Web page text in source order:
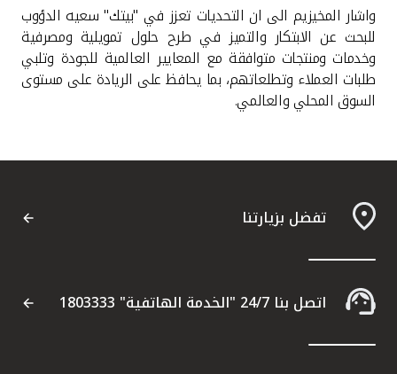
واشار المخيزيم الى ان التحديات تعزز في "بيتك" سعيه الدؤوب
للبحث عن الابتكار والتميز في طرح حلول تمويلية ومصرفية
وخدمات ومنتجات متوافقة مع المعايير العالمية للجودة وتلبي
طلبات العملاء وتطلعاتهم، بما يحافظ على الريادة على مستوى
السوق المحلي والعالمي.
تفضل بزيارتنا
اتصل بنا 24/7 "الخدمة الهاتفية" 1803333